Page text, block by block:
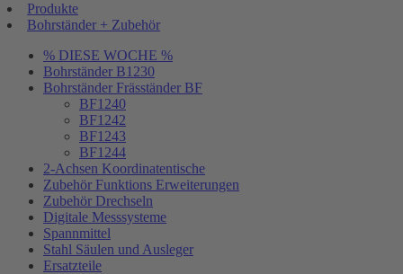
Produkte
Bohrständer + Zubehör
% DIESE WOCHE %
Bohrständer B1230
Bohrständer Fräsständer BF
BF1240
BF1242
BF1243
BF1244
2-Achsen Koordinatentische
Zubehör Funktions Erweiterungen
Zubehör Drechseln
Digitale Messsysteme
Spannmittel
Stahl Säulen und Ausleger
Ersatzteile